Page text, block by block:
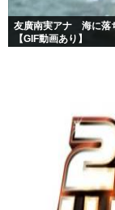
友廣南実アナ 海に落
【GIF動画あり】